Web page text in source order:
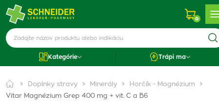
0
Kategórie Trápi ma
Doplnky stravy Minerály
Horčík - Magnézium
Vitar Magnézium Grep 400 mg + vit. C a B6